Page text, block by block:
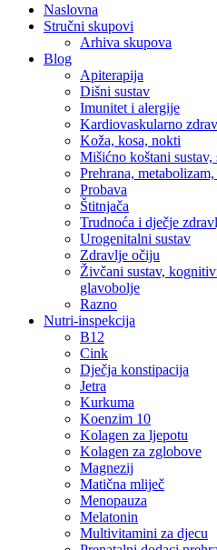
Naslovna
Stručni skupovi
Arhiva skupova
Blog
Apiterapija
Dišni sustav
Imunitet i alergije
Kardiovaskularno
Koža, kosa, nokti
Mišićno koštani sustav,
Prehrana,
Probava
Štitnjača
Trudnoća i dječje
Urogenitalni sustav
Zdravlje očiju
Živčani sustav,
glavobolje
Razno
Nutri-inspekcija
B12
Cink
Dječja konstipacija
Jetra
Kurkuma
Koenzim 10
Kolagen za ljepotu
Kolagen za zglobove
Magnezij
Matična mliječ
Menopauza
Melatonin
Multivitamini za djecu